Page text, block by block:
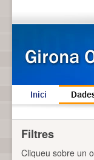
Inici
Filtres
Cliqueu sobre un